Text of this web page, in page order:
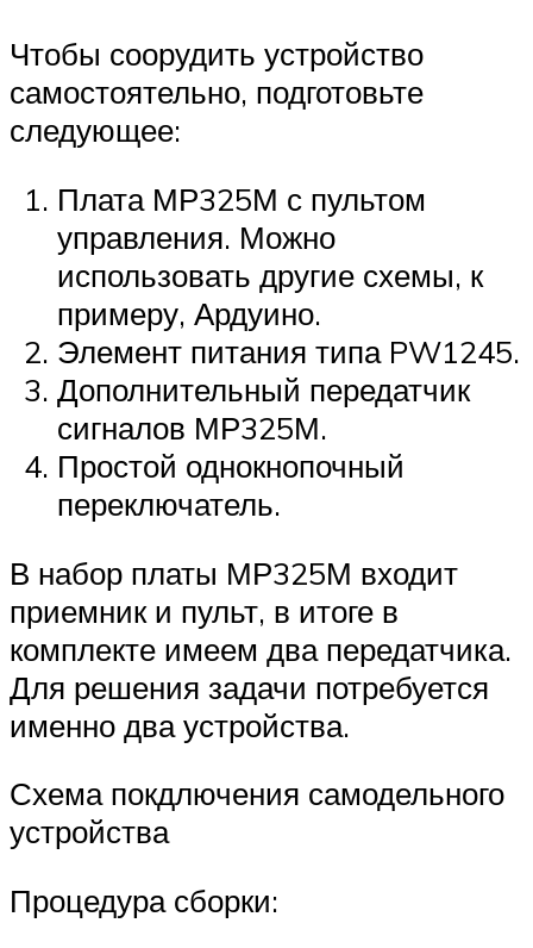
Чтобы соорудить устройство
самостоятельно, подготовьте
следующее:
Плата МР325М с пультом
управления. Можно
использовать другие схемы, к
примеру, Ардуино.
Элемент питания типа PW1245.
Дополнительный передатчик
сигналов МР325М.
Простой однокнопочный
переключатель.
В набор платы МР325М входит
приемник и пульт, в итоге в
комплекте имеем два передатчика.
Для решения задачи потребуется
именно два устройства.
Схема покдлючения самодельного
устройства
Процедура сборки: